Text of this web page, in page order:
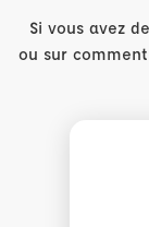
Si vous avez
ou sur